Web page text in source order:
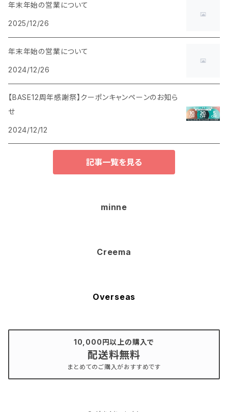
年末年始の営業について
2025/12/26
年末年始の営業について
2024/12/26
【BASE12周年感謝祭】クーポンキャンペーンのお知ら
せ
2024/12/12
記事一覧を見る
minne
Creema
Overseas
10,000円以上の購入で
配送料無料
まとめてのご購入がおすすめです